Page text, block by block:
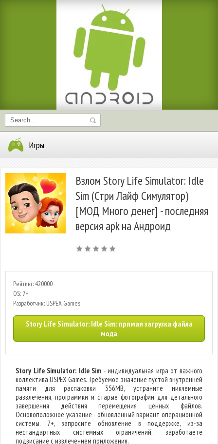
Игры
Взлом Story Life Simulator: Idle
Sim (Стри Лайф Симулятор)
[МОД Много денег] - последняя
версия apk на Андроид
Рейтинг: 420000
OS: 7+
Разработчик: USPEX Games
Story Life Simulator: Idle Sim: прямая загрузка файла
мода
Story Life Simulator: Idle Sim - индивидуальная игра от важного
коллектива USPEX Games. Требуемое значение пустой внутренней
памяти для распаковки 356MB, устраните никчемные
развлечения, программки и старые фотографии для детального
завершения действия перемещения ценных файлов.
Основоположное указание - обновленный вариант операционной
системы. 7+, запросите обновление в поддержке, из-за
нестандартных системных ограничений, заработаете
подвисание с извлечением приложения.